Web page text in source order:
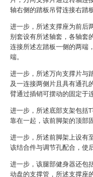
轴右侧的踏板吊臂连接右踏
进一步，所述支撑座为前后
别套设有所述轴套，各轴套
连接所述左踏板一侧的两端
端。
进一步，所述万向支撑片与
及一连接两侧片且具有通孔
臂通过插销可摆动的固定于
进一步，所述底部支架包括
靠在一起，该前脚架的顶部
进一步，所述前脚架上设有
该结合件与调节孔配合，使
进一步，该腿部健身器还包
动盘的支撑管，所述支撑座